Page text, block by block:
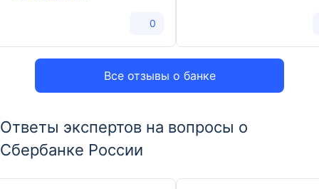
Все отзывы о банке
0
Ответы экспертов на вопросы о
Сбербанке России